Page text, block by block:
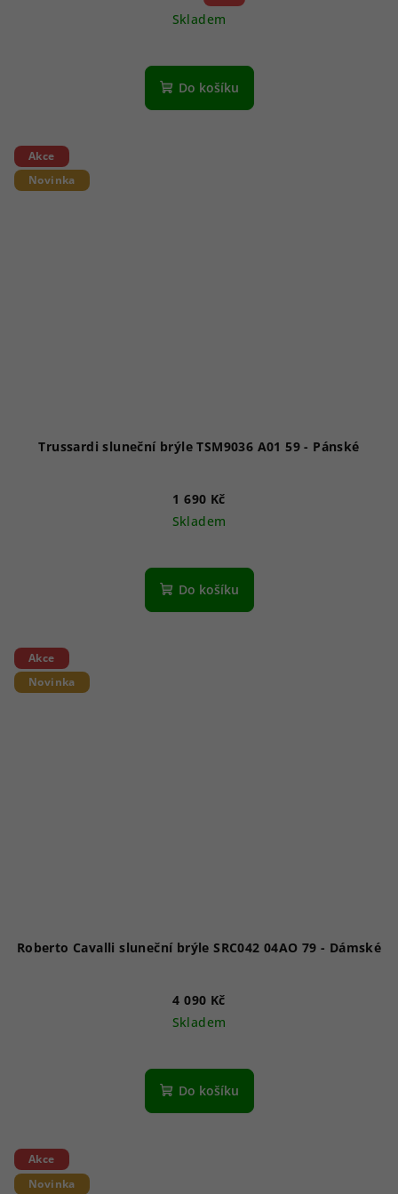
Skladem
Do košíku
Akce
Novinka
Trussardi sluneční brýle TSM9036 A01 59 - Pánské
1 690 Kč
Skladem
Do košíku
Akce
Novinka
Roberto Cavalli sluneční brýle SRC042 04AO 79 - Dámské
4 090 Kč
Skladem
Do košíku
Akce
Novinka